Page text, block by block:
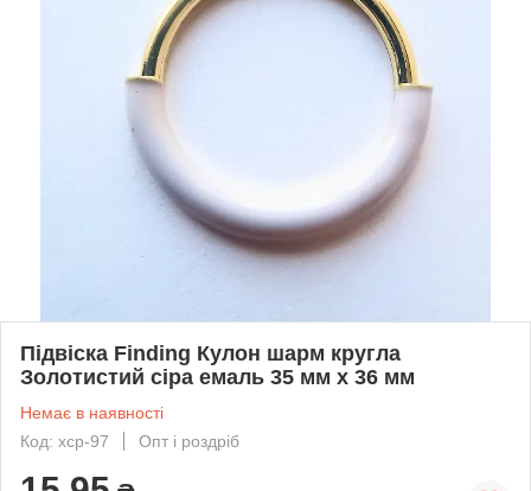
Підвіска Finding Кулон шарм кругла
Золотистий сіра емаль 35 мм x 36 мм
Немає в наявності
Код: xcp-97
Опт і роздріб